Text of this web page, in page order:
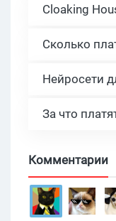
Комментарии